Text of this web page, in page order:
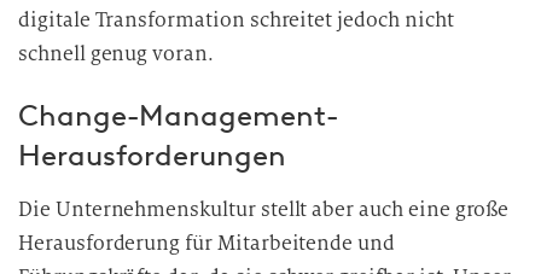
digitale Transformation schreitet jedoch nicht
schnell genug voran.
Change-Management-
Herausforderungen
Die Unternehmenskultur stellt aber auch eine große
Herausforderung für Mitarbeitende und